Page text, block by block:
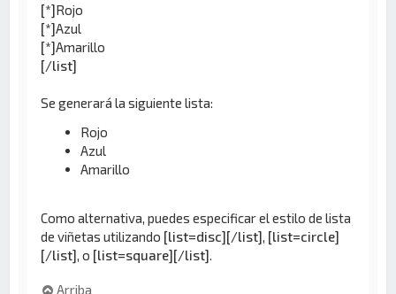
[*]Rojo
[*]Azul
[*]Amarillo
[/list]
Se generará la siguiente lista:
Rojo
Azul
Amarillo
Como alternativa, puedes especificar el estilo de lista
de viñetas utilizando [list=disc][/list], [list=circle]
[/list], o [list=square][/list].
Arriba